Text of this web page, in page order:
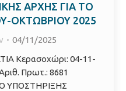
ΑΡΧΗΣ ΓΙΑ ΤΟ
ΟΚΤΩΒΡΙΟΥ 2025
04/11/2025
04-11-
Πρωτ.: 8681
ΥΠΟΣΤΗΡΙΞΗΣ